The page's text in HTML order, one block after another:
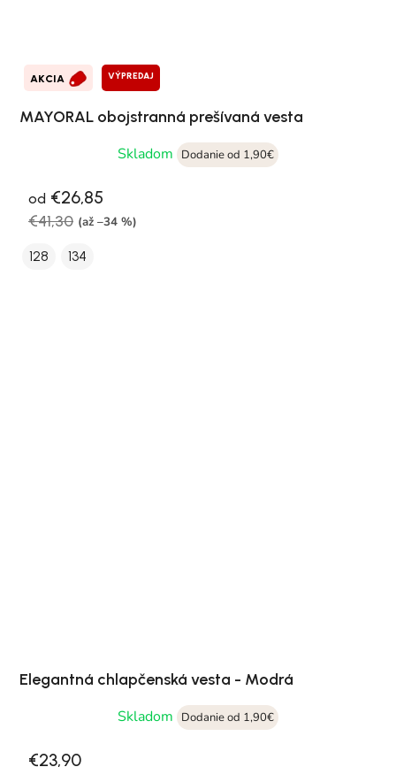
AKCIA VÝPREDAJ
MAYORAL obojstranná prešívaná vesta
Skladom
Dodanie od 1,90€
od €26,85
€41,30 (až –34 %)
128 134
Elegantná chlapčenská vesta - Modrá
Skladom
Dodanie od 1,90€
€23,90